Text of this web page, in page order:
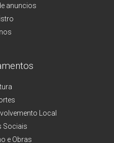
anuncios
Local
Sociais
e Obras